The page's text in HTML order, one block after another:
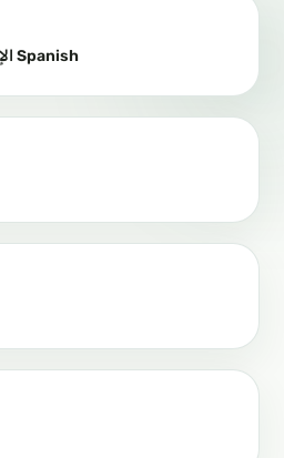
Española الإسبانية Spanish